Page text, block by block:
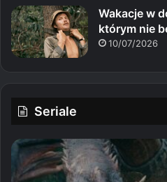
Wakacje w
którym nie
10/07/2026
Seriale